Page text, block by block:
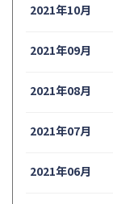
2021年10月
2021年09月
2021年08月
2021年07月
2021年06月